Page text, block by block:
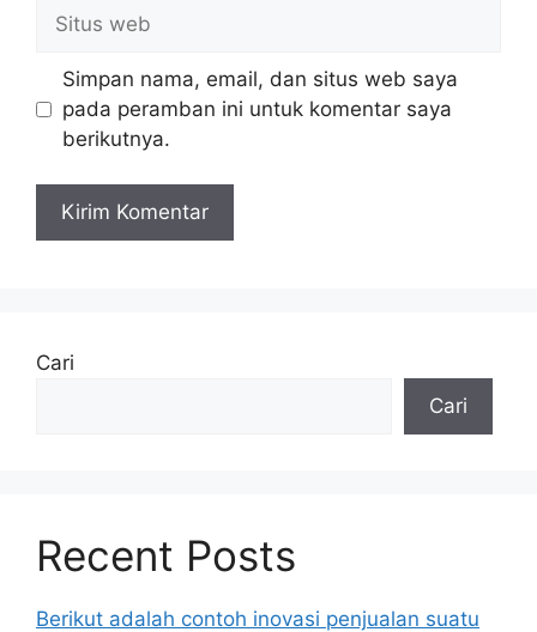
web
Simpan nama, email, dan situs web saya
pada peramban ini untuk komentar saya
berikutnya.
Cari
Cari
Recent Posts
Berikut adalah contoh inovasi penjualan suatu